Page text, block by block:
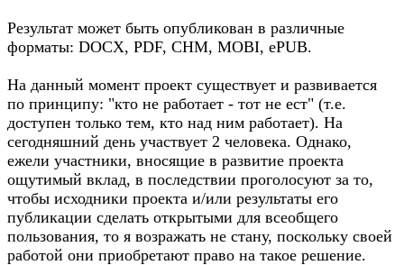
Результат может быть опубликован в различные
форматы: DOCX, PDF, CHM, MOBI, ePUB.
На данный момент проект существует и развивается
по принципу: "кто не работает - тот не ест" (т.е.
доступен только тем, кто над ним работает). На
сегодняшний день участвует 2 человека. Однако,
ежели участники, вносящие в развитие проекта
ощутимый вклад, в последствии проголосуют за то,
чтобы исходники проекта и/или результаты его
публикации сделать открытыми для всеобщего
пользования, то я возражать не стану, поскольку своей
работой они приобретают право на такое решение.